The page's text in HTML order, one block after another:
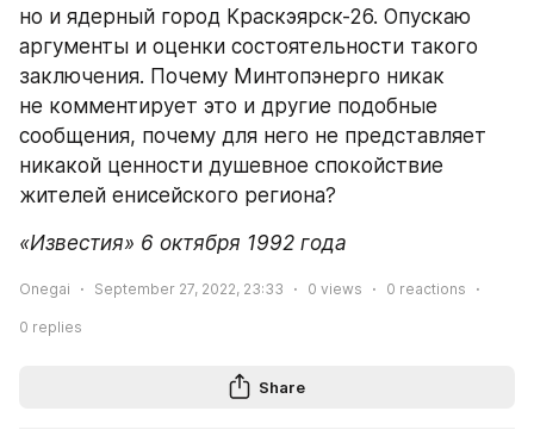
но и ядерный город Краскэярск-26. Опускаю
аргументы и оценки состоятельности такого
заключения. Почему Минтопэнерго никак
не комментирует это и другие подобные
сообщения, почему для него не представляет
никакой ценности душевное спокойствие
жителей енисейского региона?
«Известия» 6 октября 1992 года
Onegai September 27, 2022, 23:33 0 views 0 reactions
0 replies
Share